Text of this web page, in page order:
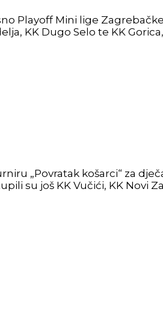
Playoff Mini lige
KK Dugo Selo te KK
„Povratak košarci“ za
su još KK Vučići, KK Novi